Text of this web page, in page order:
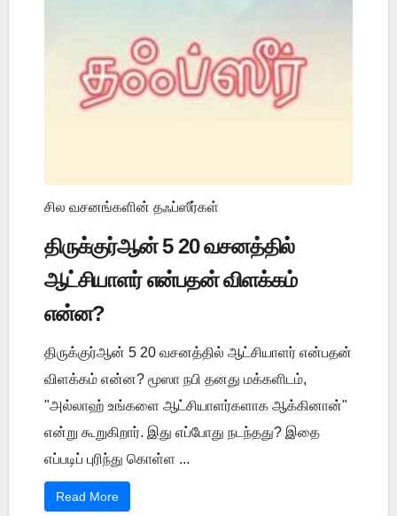
சில வசனங்களின் தஃப்ஸீர்கள்
திருக்குர்ஆன் 5 20 வசனத்தில்
ஆட்சியாளர் என்பதன் விளக்கம்
என்ன?
திருக்குர்ஆன் 5 20 வசனத்தில் ஆட்சியாளர் என்பதன்
விளக்கம் என்ன? மூஸா நபி தனது மக்களிடம்,
"அல்லாஹ் உங்களை ஆட்சியாளர்களாக ஆக்கினான்"
என்று கூறுகிறார். இது எப்போது நடந்தது? இதை
எப்படிப் புரிந்து கொள்ள ...
Read More